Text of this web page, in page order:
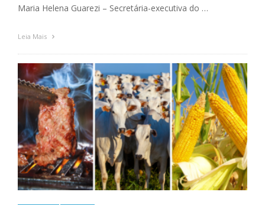
Maria Helena Guarezi – Secretária-executiva do …
Leia Mais